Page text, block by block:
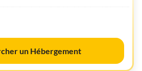
un Hébergement